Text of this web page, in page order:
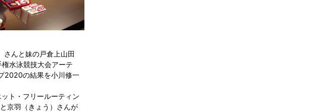
んと妹の戸倉上山田
水泳競技大会アーテ
2020の結果を小川修一
ト・フリールーティン
京羽（きょう）さんが